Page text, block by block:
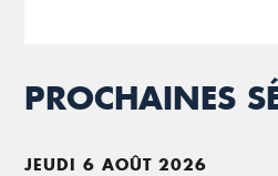
PROCHAINES
JEUDI 6 AOÛT 2026